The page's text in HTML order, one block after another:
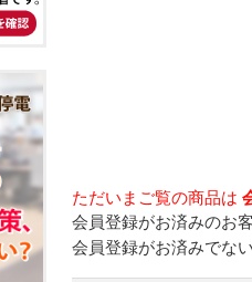
ただいまご覧の商品は
会員登録がお済みのお
会員登録がお済みでな